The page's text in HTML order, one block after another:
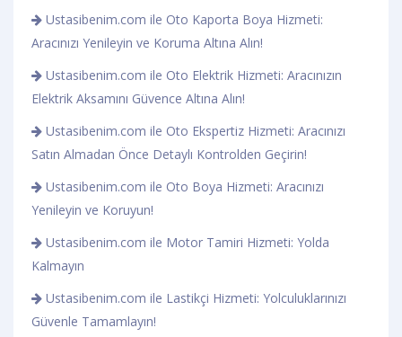
Ustasibenim.com ile Oto Kaporta Boya Hizmeti:
Aracınızı Yenileyin ve Koruma Altına Alın!
Ustasibenim.com ile Oto Elektrik Hizmeti: Aracınızın
Elektrik Aksamını Güvence Altına Alın!
Ustasibenim.com ile Oto Ekspertiz Hizmeti: Aracınızı
Satın Almadan Önce Detaylı Kontrolden Geçirin!
Ustasibenim.com ile Oto Boya Hizmeti: Aracınızı
Yenileyin ve Koruyun!
Ustasibenim.com ile Motor Tamiri Hizmeti: Yolda
Kalmayın
Ustasibenim.com ile Lastikçi Hizmeti: Yolculuklarınızı
Güvenle Tamamlayın!